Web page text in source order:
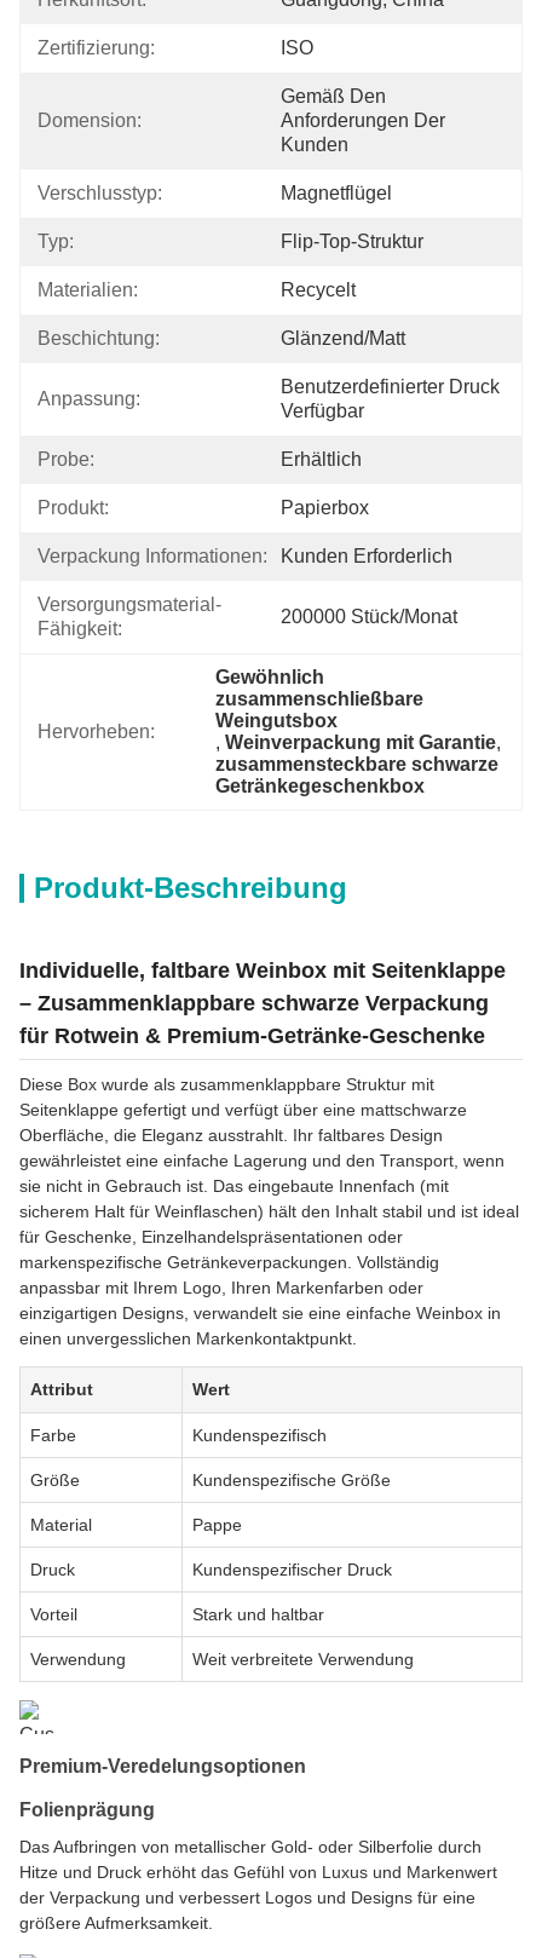
Zertifizierung: ISO
Domension:
Gemäß Den
Anforderungen Der
Kunden
Verschlusstyp: Magnetflügel
Typ: Flip-Top-Struktur
Materialien: Recycelt
Beschichtung: Glänzend/matt
Anpassung:
Benutzerdefinierter Druck
Verfügbar
Probe: Erhältlich
Produkt: Papierbox
Verpackung Informationen: Kunden Erforderlich
Versorgungsmaterial-
Fähigkeit:
200000 Stück/Monat
Hervorheben:
Gewöhnlich
zusammenschließbare
Weingutsbox
, Weinverpackung mit Garantie
zusammensteckbare schwarze
Getränkegeschenkbox
Produkt-Beschreibung
Individuelle, faltbare Weinbox mit Seitenklappe
– Zusammenklappbare schwarze Verpackung
für Rotwein & Premium-Getränke-Geschenke
Diese Box wurde als zusammenklappbare Struktur mit
Seitenklappe gefertigt und verfügt über eine mattschwarze
Oberfläche, die Eleganz ausstrahlt. Ihr faltbares Design
gewährleistet eine einfache Lagerung und den Transport, wenn
sie nicht in Gebrauch ist. Das eingebaute Innenfach (mit
sicherem Halt für Weinflaschen) hält den Inhalt stabil und ist ideal
für Geschenke, Einzelhandelspräsentationen oder
markenspezifische Getränkeverpackungen. Vollständig
anpassbar mit Ihrem Logo, Ihren Markenfarben oder
einzigartigen Designs, verwandelt sie eine einfache Weinbox in
einen unvergesslichen Markenkontaktpunkt.
Attribut Wert
Farbe Kundenspezifisch
Größe Kundenspezifische Größe
Material Pappe
Druck Kundenspezifischer Druck
Vorteil Stark und haltbar
Verwendung Weit verbreitete Verwendung
Premium-Veredelungsoptionen
Folienprägung
Das Aufbringen von metallischer Gold- oder Silberfolie durch
Hitze und Druck erhöht das Gefühl von Luxus und Markenwert
der Verpackung und verbessert Logos und Designs für eine
größere Aufmerksamkeit.